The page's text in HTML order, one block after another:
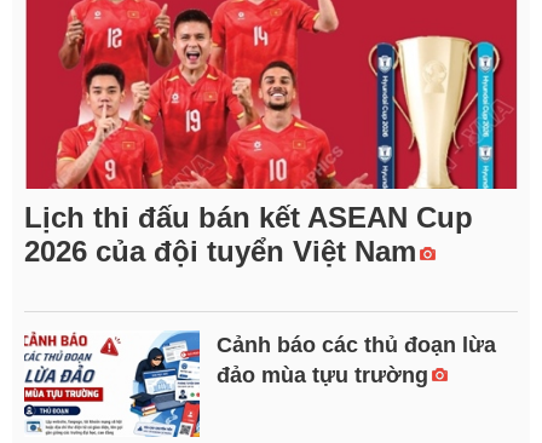
Lịch thi đấu bán kết ASEAN Cup
2026 của đội tuyển Việt Nam
Cảnh báo các thủ đoạn lừa
đảo mùa tựu trường